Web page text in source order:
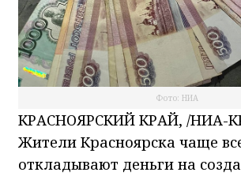
Фото: НИА
КРАСНОЯРСКИЙ КРАЙ, /НИА-
Жители Красноярска чаще
откладывают деньги на